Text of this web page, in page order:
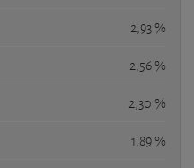
2,93 %
2,56 %
2,30 %
1,89 %